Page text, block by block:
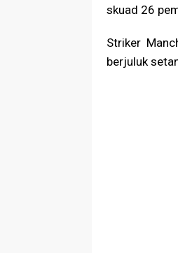
skuad 26
Striker
berjuluk